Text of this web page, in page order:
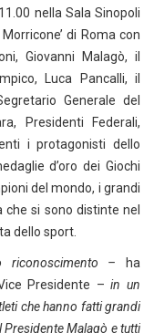
nella Sala Sinopoli
di Roma con
Giovanni Malagò, il
Luca Pancalli, il
Generale del
Presidenti Federali,
i protagonisti dello
d’oro dei Giochi
del mondo, i grandi
si sono distinte nel
dello sport.
riconoscimento –
ha
Presidente – in un
che hanno fatti grandi
Malagò e tutti